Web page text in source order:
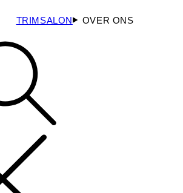
TRIMSALON
OVER ONS